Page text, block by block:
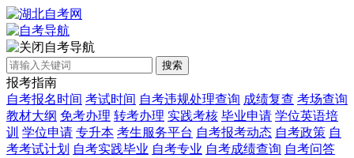
自考导航
搜索
报考指南
自考报名时间 考试时间 自考违规处理查询 成绩复查 考场查询
教材大纲 免考办理 转考办理 实践考核 毕业申请 学位英语培
训 学位申请 专升本 考生服务平台 自考报考动态 自考政策 自
考考试计划 自考实践毕业 自考专业 自考成绩查询 自考问答